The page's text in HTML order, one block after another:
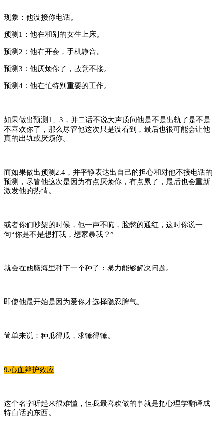
现象：他没接你电话。
预测1：他在和别的女生上床。
预测2：他在开会，手机静音。
预测3：他厌烦你了，故意不接。
预测4：他在忙特别重要的工作。
如果做出预测1、3，并二话不说大声质问他是不是出轨了是不是
不喜欢你了，那么尽管他这次只是没看到，最后也很可能会让他
真的出轨或厌烦你。
而如果做出预测2.4，并平静表达出自己的担心和对他不接电话的
预测，尽管他这次是因为有点厌烦你，有点累了，最后也会重新
激发他的热情。
或者你们吵架的时候，他一声不吭，脸憋的通红，这时你说一
句“你是不是想打我，想家暴我？”
就会在他脑海里种下一个种子：暴力能够解决问题。
即使他最开始是因为爱你才选择隐忍脾气。
简单来说：种瓜得瓜，求锤得锤。
9.心血辩护效应
这个名字听起来很难懂，但我最喜欢做的事就是把心理学翻译成
特白话的东西。